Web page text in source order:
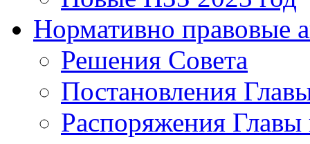
Нормативно правовые
Решения Совета
Постановления
Распоряжения Главы